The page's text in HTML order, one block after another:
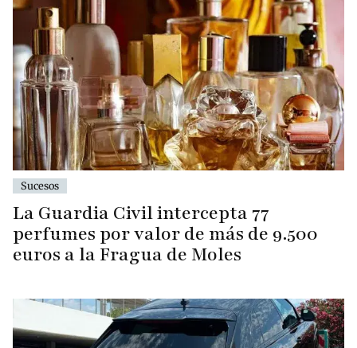
Sucesos
La Guardia Civil intercepta 77
perfumes por valor de más de 9.500
euros a la Fragua de Moles